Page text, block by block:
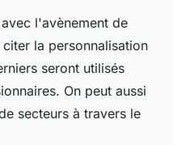
l'avènement de
la personnalisation
seront utilisés
On peut aussi
secteurs à travers le